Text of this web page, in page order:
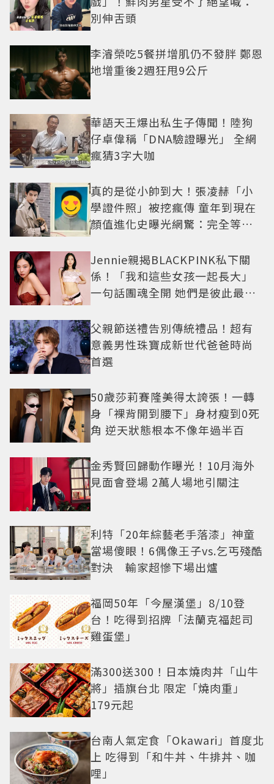
別伸舌頭
李濬榮吃5餐拼增肌仍不發胖 鄭恩
地增重後2週狂甩9公斤
華語天王爆出私生子傳聞！陸狗
仔卓偉稱「DNA驗證曝光」 全網
瘋猜3字大咖
真的是從小帥到大！張凌赫「小
學證件照」被挖瘋傳 童年到現在
顏值進化史曝光網驚：完全等比
Jennie親揭BLACKPINK私下關
係！「我和這些女孩一起長大」
一句話團魂全開 她們是彼此最強
父親節送禮告別傳統禮品！超有
意義男性珠寶成新世代爸爸時尚
首選
50歲莎莉賽隆美得太誇張！一轉
身「裸背開到腰下」身材瘦到0死
角 逆天狀態根本不像年過半百
金秀賢回歸動作曝光！10月海外
見面會登場 2萬人場地引關注
利特「20年綜藝老手落漆」神童
當場傻眼！6偶像王子vs.乞丐殘酷
對決 輸家超慘下場出爐
福岡50年「今屋漢堡」8/10登
台！吃得到招牌「法蘭克福起司
雞蛋堡」
滿300送300！日本燒肉丼「山牛
將」插旗台北 限定「燒肉重」
179元起
台南人氣定食「Okawari」首度北
上 吃得到「和牛丼、牛排丼、咖
哩」